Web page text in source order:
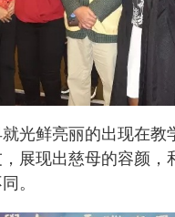
光鲜亮丽的出现在教
展现出慈母的容颜，
。